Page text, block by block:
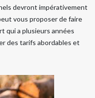
devront impérativement
vous proposer de faire
qui a plusieurs années
des tarifs abordables et